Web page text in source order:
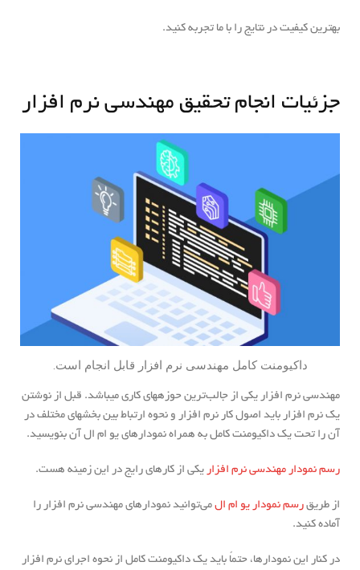
بهترین کیفیت در نتایج را با ما تجربه کنید.
جزئیات انجام تحقیق مهندسی نرم افزار
داکیومنت کامل مهندسی نرم افزار قابل انجام است.
مهندسی نرم افزار یکی از جالب‌ترین حوزه‎های کاری می‎باشد. قبل از نوشتن
یک نرم افزار باید اصول کار نرم افزار و نحوه ارتباط بین بخش‎های مختلف در
آن را تحت یک داکیومنت کامل به همراه نمودارهای یو ام ال آن بنویسید.
رسم نمودار مهندسی نرم افزار یکی از کارهای رایج در این زمینه هست.
از طریق رسم نمودار یو ام ال می‏‌توانید نمودارهای مهندسی نرم افزار را
آماده کنید.
در کنار این نمودارها، حتماً باید یک داکیومنت کامل از نحوه اجرای نرم افزار